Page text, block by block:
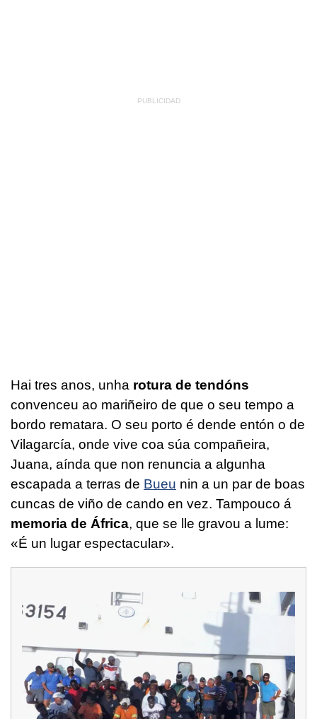
Hai tres anos, unha rotura de tendóns
convenceu ao mariñeiro de que o seu tempo a
bordo rematara. O seu porto é dende entón o de
Vilagarcía, onde vive coa súa compañeira,
Juana, aínda que non renuncia a algunha
escapada a terras de Bueu nin a un par de boas
cuncas de viño de cando en vez. Tampouco á
memoria de África, que se lle gravou a lume:
«É un lugar espectacular».